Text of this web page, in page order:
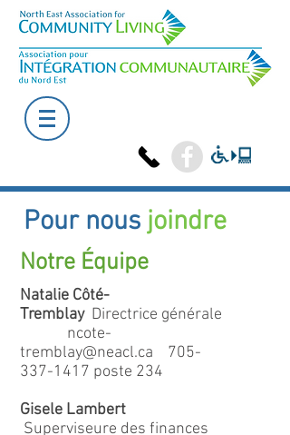
Pour nousjoindre
Notre Équipe
Natalie Côté-
Tremblay Directrice générale
ncote-
tremblay@neacl.ca
705-
337-1417 poste 234
Gisele Lambert
Superviseure des finances